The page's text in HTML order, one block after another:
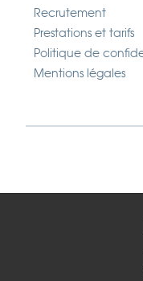
Recrutement
Prestations et tarifs
Politique de
Mentions légales